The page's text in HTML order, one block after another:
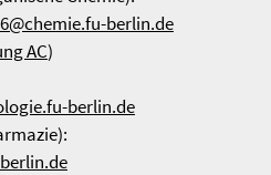
berlin.de
AC)
berlin.de